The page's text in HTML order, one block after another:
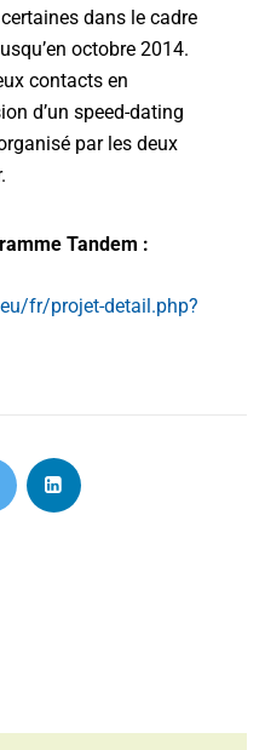
dans le cadre
octobre 2014.
contacts en
d’un speed-dating
par les deux
Tandem :
fr/projet-detail.php?